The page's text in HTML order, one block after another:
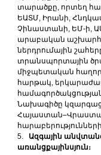
տարածքը, որտեղ
ԵԱՏՄ, Իրանի,
Չինաստանի, ԵՄ-ի,
արաբական
ներդրումային
տրանսպորտային
միջպետական
հարթակ,
Նախագիծը
5. Ազգային
առանցքայինսյուն։